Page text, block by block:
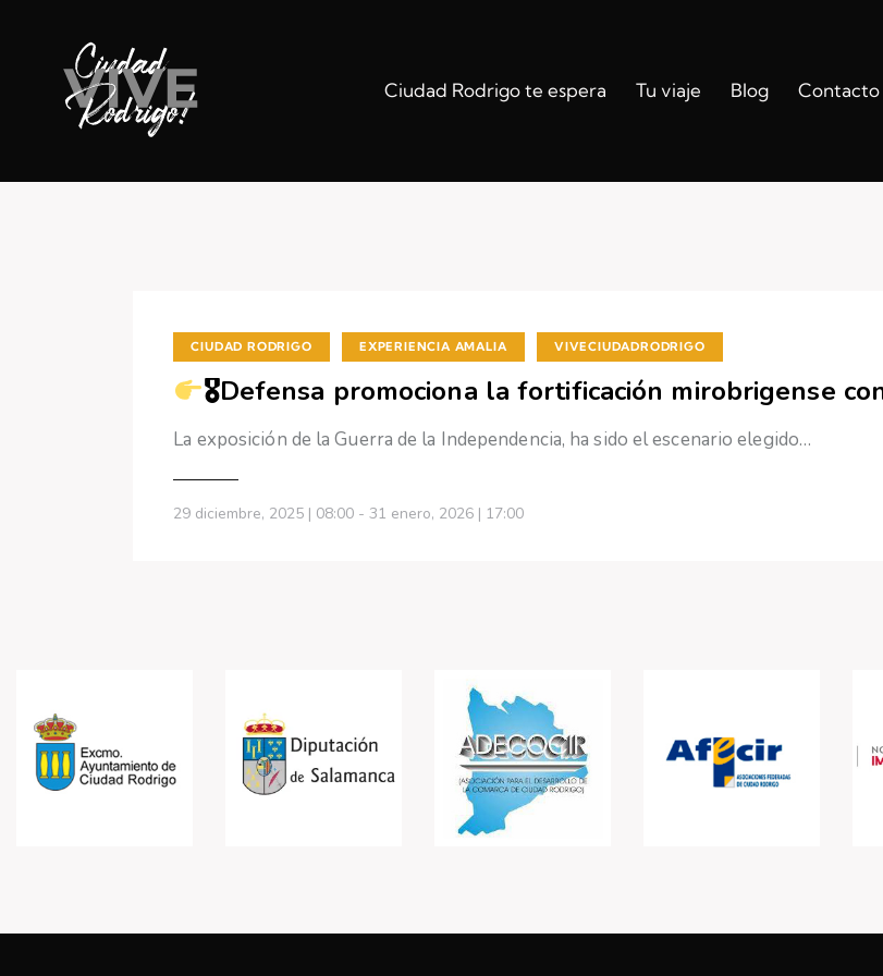
Ciudad Rodrigo te espera Tu viaje Blog Contacto
CIUDAD RODRIGO EXPERIENCIA AMALIA VIVECIUDADRODRIGO
🎖Defensa promociona la fortificación mirobrigense
La exposición de la Guerra de la Independencia, ha sido el escenario elegido…
29 diciembre, 2025 | 08:00 -31 enero, 2026 | 17:00